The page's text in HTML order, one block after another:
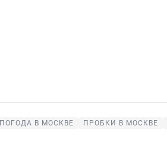
ПОГОДА В МОСКВЕ ПРОБКИ В МОСКВЕ